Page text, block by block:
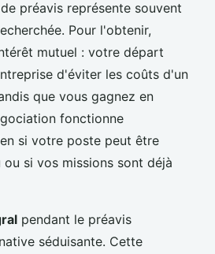
préavis représente souvent
Pour l'obtenir,
mutuel : votre départ
d'éviter les coûts d'un
que vous gagnez en
fonctionne
si votre poste peut être
si vos missions sont déjà
pendant le préavis
séduisante. Cette